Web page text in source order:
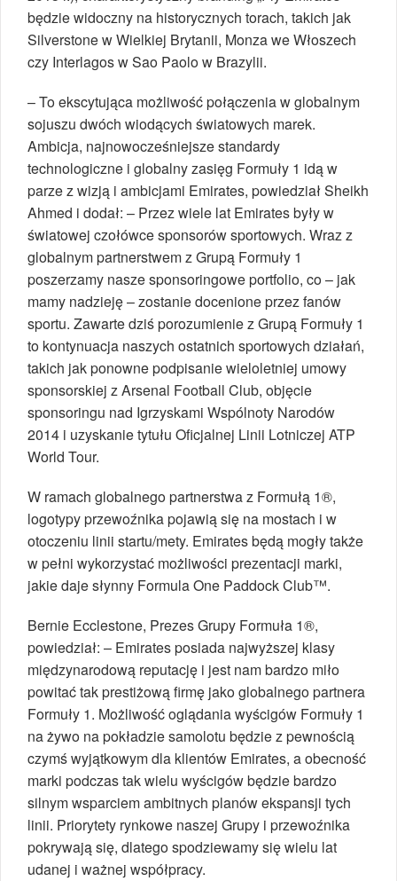
będzie widoczny na historycznych torach, takich jak
Silverstone w Wielkiej Brytanii, Monza we Włoszech
czy Interlagos w Sao Paolo w Brazylii.
– To ekscytująca możliwość połączenia w globalnym
sojuszu dwóch wiodących światowych marek.
Ambicja, najnowocześniejsze standardy
technologiczne i globalny zasięg Formuły 1 idą w
parze z wizją i ambicjami Emirates, powiedział Sheikh
Ahmed i dodał: – Przez wiele lat Emirates były w
światowej czołówce sponsorów sportowych. Wraz z
globalnym partnerstwem z Grupą Formuły 1
poszerzamy nasze sponsoringowe portfolio, co – jak
mamy nadzieję – zostanie docenione przez fanów
sportu. Zawarte dziś porozumienie z Grupą Formuły 1
to kontynuacja naszych ostatnich sportowych działań,
takich jak ponowne podpisanie wieloletniej umowy
sponsorskiej z Arsenal Football Club, objęcie
sponsoringu nad Igrzyskami Wspólnoty Narodów
2014 i uzyskanie tytułu Oficjalnej Linii Lotniczej ATP
World Tour.
W ramach globalnego partnerstwa z Formułą 1®,
logotypy przewoźnika pojawią się na mostach i w
otoczeniu linii startu/mety. Emirates będą mogły także
w pełni wykorzystać możliwości prezentacji marki,
jakie daje słynny Formula One Paddock Club™.
Bernie Ecclestone, Prezes Grupy Formuła 1®,
powiedział: – Emirates posiada najwyższej klasy
międzynarodową reputację i jest nam bardzo miło
powitać tak prestiżową firmę jako globalnego partnera
Formuły 1. Możliwość oglądania wyścigów Formuły 1
na żywo na pokładzie samolotu będzie z pewnością
czymś wyjątkowym dla klientów Emirates, a obecność
marki podczas tak wielu wyścigów będzie bardzo
silnym wsparciem ambitnych planów ekspansji tych
linii. Priorytety rynkowe naszej Grupy i przewoźnika
pokrywają się, dlatego spodziewamy się wielu lat
udanej i ważnej współpracy.